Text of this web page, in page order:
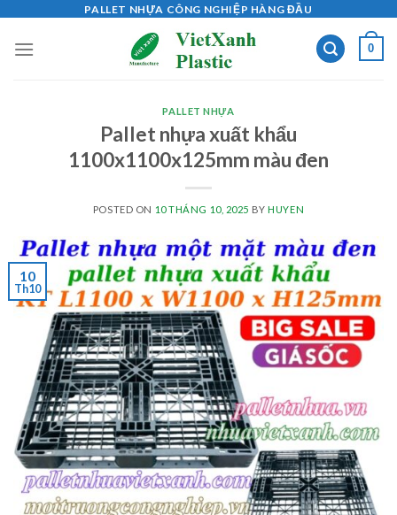
content
PALLET NHỰA CÔNG NGHIỆP HÀNG ĐẦU
0
PALLET NHỰA
Pallet nhựa xuất khẩu
1100x1100x125mm màu đen
POSTED ON 10 THÁNG 10, 2025 BYHUYEN
10
Th10